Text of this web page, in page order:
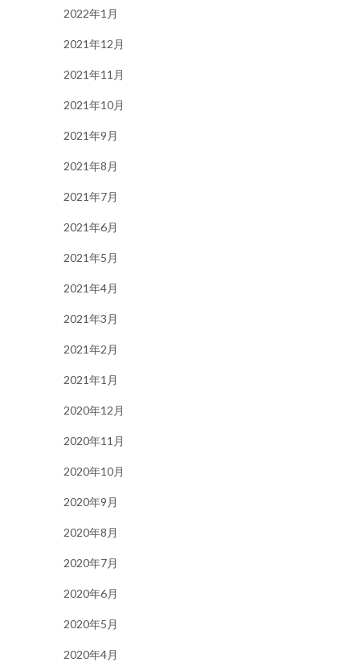
2022年1月
2021年12月
2021年11月
2021年10月
2021年9月
2021年8月
2021年7月
2021年6月
2021年5月
2021年4月
2021年3月
2021年2月
2021年1月
2020年12月
2020年11月
2020年10月
2020年9月
2020年8月
2020年7月
2020年6月
2020年5月
2020年4月